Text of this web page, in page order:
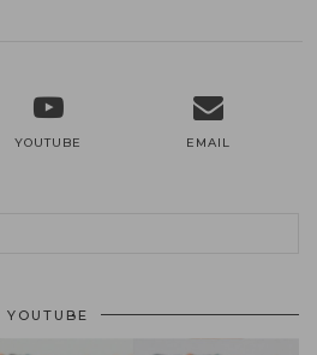
YOUTUBE EMAIL
YOUTUBE